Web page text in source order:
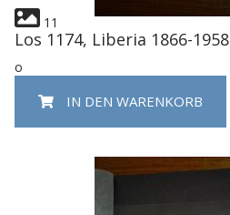
11
Los 1174, Liberia 1866-1958
o
IN DEN WARENKORB